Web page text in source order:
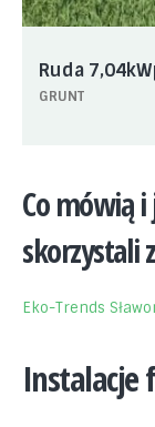
Ruda
GRUNT
Co mówią
skorzystali
Eko-Trends
Instalacje